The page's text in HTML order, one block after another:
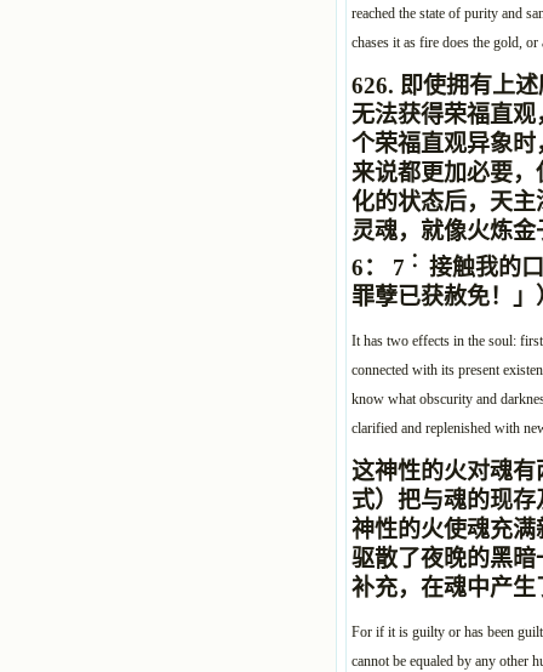
reached the state of purity and
chases it as fire does the gold,
626. 即使拥有上
无法获得荣福直
个荣福直观异象时
来说都更加必要
化的状态后， 天主
灵魂，就像火炼金
6： 7 ： 接触我的
罪孽已获赦免！」
It has two effects in the soul:
connected with its present
know what obscurity and
clarified and replenished with
这神性的火对魂
式）把与魂的现
神性的火使魂充
驱散了夜晚的黑
补充，在魂中产
For if it is guilty or has been
cannot be equaled by any other